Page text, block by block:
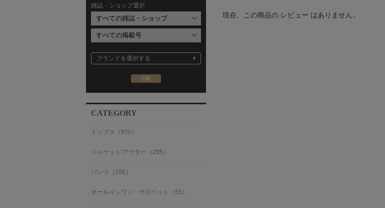
雑誌・ショップ選択
ブランドを選択する
CATEGORY
トップス（970）
ジャケット/アウター（205）
パンツ（206）
オールインワン・サロペット（55）
現在、この商品の レビュー はありません。